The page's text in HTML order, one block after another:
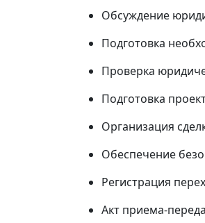
Обсуждение
Подготовка
Проверка
Подготовка
Организация
Обеспечение
Регистрация
Акт приема-